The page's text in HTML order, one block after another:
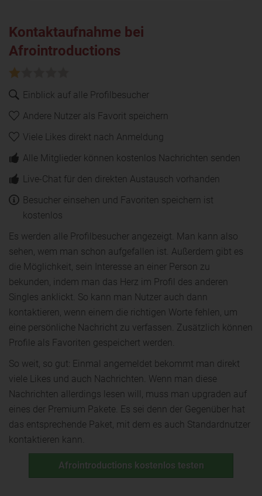
Kontaktaufnahme bei
Afrointroductions
Einblick auf alle Profilbesucher
Andere Nutzer als Favorit speichern
Viele Likes direkt nach Anmeldung
Alle Mitglieder können kostenlos Nachrichten senden
Live-Chat für den direkten Austausch vorhanden
Besucher einsehen und Favoriten speichern ist
kostenlos
Es werden alle Profilbesucher angezeigt. Man kann also
sehen, wem man schon aufgefallen ist. Außerdem gibt es
die Möglichkeit, sein Interesse an einer Person zu
bekunden, indem man das Herz im Profil des anderen
Singles anklickt. So kann man Nutzer auch dann
kontaktieren, wenn einem die richtigen Worte fehlen, um
eine persönliche Nachricht zu verfassen. Zusätzlich können
Profile als Favoriten gespeichert werden.
So weit, so gut: Einmal angemeldet bekommt man direkt
viele Likes und auch Nachrichten. Wenn man diese
Nachrichten allerdings lesen will, muss man upgraden auf
eines der Premium Pakete. Es sei denn der Gegenüber hat
das entsprechende Paket, mit dem es auch Standardnutzer
kontaktieren kann.
Afrointroductions kostenlos testen